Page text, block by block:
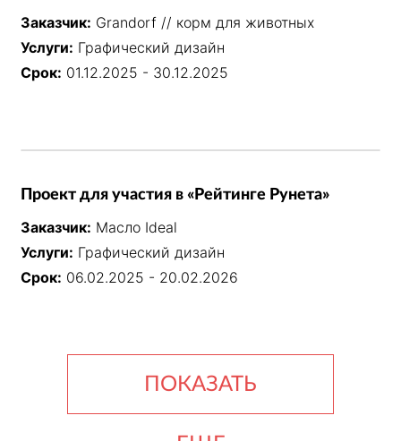
Заказчик: Grandorf // корм для животных
Услуги: Графический дизайн
Срок: 01.12.2025 - 30.12.2025
Проект для участия в «Рейтинге Рунета»
Заказчик: Масло Ideal
Услуги: Графический дизайн
Срок: 06.02.2025 - 20.02.2026
ПОКАЗАТЬ